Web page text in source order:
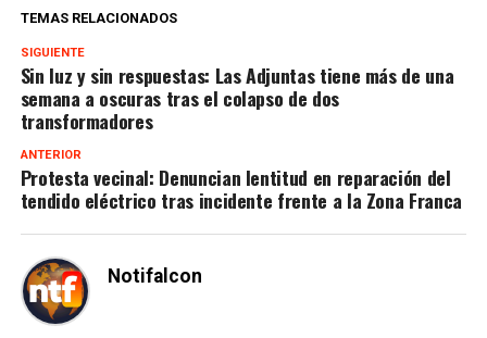
TEMAS RELACIONADOS
SIGUIENTE
Sin luz y sin respuestas: Las Adjuntas tiene más de una
semana a oscuras tras el colapso de dos
transformadores
ANTERIOR
Protesta vecinal: Denuncian lentitud en reparación del
tendido eléctrico tras incidente frente a la Zona Franca
Notifalcon